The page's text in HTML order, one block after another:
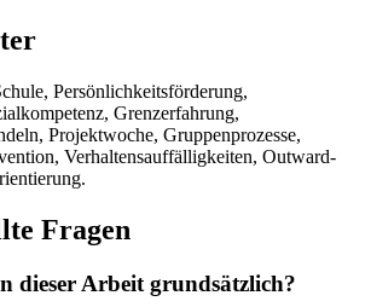
Persönlichkeitsförderung,
Grenzerfahrung,
Projektwoche, Gruppenprozesse,
Verhaltensauffälligkeiten, Outward-
Fragen
dieser Arbeit grundsätzlich?